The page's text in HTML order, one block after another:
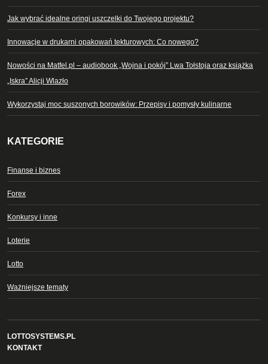
Jak wybrać idealne oringi uszczelki do Twojego projektu?
Innowacje w drukarni opakowań tekturowych: Co nowego?
Nowości na Matfel.pl – audiobook „Wojna i pokój” Lwa Tołstoja oraz książka
„Iskra” Alicji Wlazło
Wykorzystaj moc suszonych borowików: Przepisy i pomysły kulinarne
KATEGORIE
Finanse i biznes
Forex
Konkursy i inne
Loterie
Lotto
Ważniejsze tematy
LOTTOSYSTEMS.PL
KONTAKT